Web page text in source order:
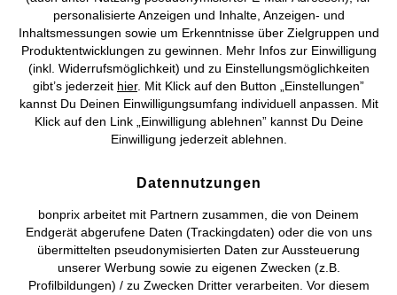
Der Hauptvorteil eines Shoppers ist sein Stauraum. Wenn Du
unterwegs für alle Eventualitäten ausgestattet sein willst,
etwa mit einem Pullover oder einer Wasserflasche, bekommst
Du im Shopper problemos alles unter. Die vielen
verschiedenen Designs machen Shopper für Damen ausserdem
zu einem universellenAccessoire, aus dem sich je nach
Geschmack modische Kombinationen mit verschiedenen
unterschiedlichsten Kollektionen zu günstigen Preisen.
Immer perfekt ausgestattet:
Mit den bonprix Shopper-
Taschen durch den Alltag
Topkategorien / Saisonales
Mehr von bonprix auf
Preisangaben inkl. gesetzl. MwSt. und zzgl.
Vertrag widerrufen
©2026 bonprix.Alle Rechte vorbehalten.
personalisierte Anzeigen und Inhalte, Anzeigen- und
Inhaltsmessungen sowie um Erkenntnisse über Zielgruppen und
Produktentwicklungen zu gewinnen. Mehr Infos zur Einwilligung
(inkl. Widerrufsmöglichkeit) und zu Einstellungsmöglichkeiten
gibt’s jederzeit hier. Mit Klick auf den Button „Einstellungen”
kannst Du Deinen Einwilligungsumfang individuell anpassen. Mit
Klick auf den Link „Einwilligung ablehnen” kannst Du Deine
Einwilligung jederzeit ablehnen.
Datennutzungen
bonprix arbeitet mit Partnern zusammen, die von Deinem
Endgerät abgerufene Daten (Trackingdaten) oder die von uns
übermittelten pseudonymisierten Daten zur Aussteuerung
unserer Werbung sowie zu eigenen Zwecken (z.B.
Profilbildungen) / zu Zwecken Dritter verarbeiten. Vor diesem